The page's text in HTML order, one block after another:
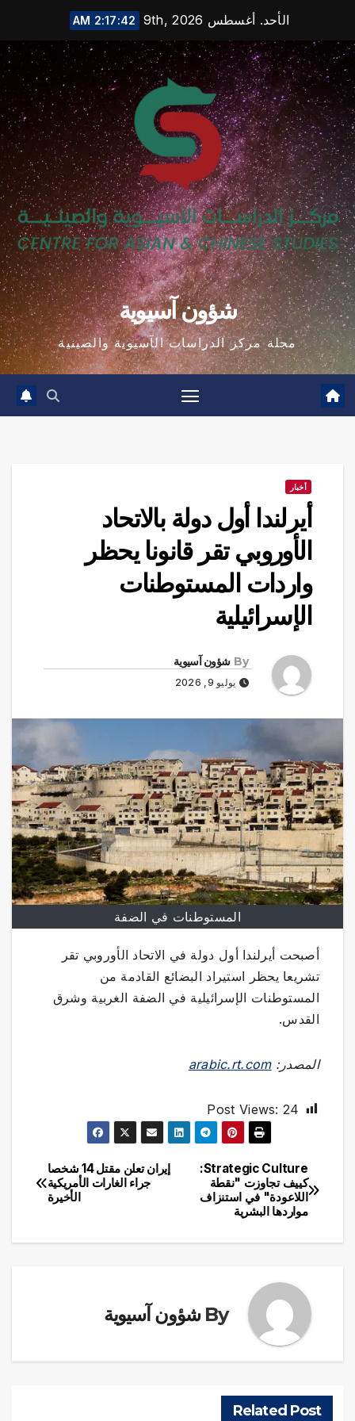
content
الأحد. أغسطس 9th, 2026 2:17:43 AM
شؤون آسيوية
مجلة مركز الدراسات الآسيوية والصينية
أخبار
أيرلندا أول دولة بالاتحاد
الأوروبي تقر قانونا يحظر
واردات المستوطنات
الإسرائيلية
By شؤون آسيوية
يوليو 9, 2026
المستوطنات في الضفة
أصبحت أيرلندا أول دولة في الاتحاد الأوروبي تقر
تشريعا يحظر استيراد البضائع القادمة من
المستوطنات الإسرائيلية في الضفة الغربية وشرق
القدس.
المصدر:arabic.rt.com
Post Views: 24
تصفّح
المقالات
إيران تعلن مقتل 14 شخصا
جراء الغارات الأمريكية
الأخيرة
Strategic Culture:
كييف تجاوزت "نقطة
اللاعودة" في استنزاف
مواردها البشرية
By شؤون آسيوية
Related Post